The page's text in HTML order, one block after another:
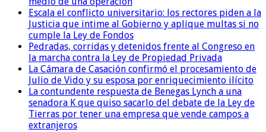
Escala el conflicto universitario: los rectores piden a la
Justicia que intime al Gobierno y aplique multas si no
cumple la Ley de Fondos
Pedradas, corridas y detenidos frente al Congreso en
la marcha contra la Ley de Propiedad Privada
La Cámara de Casación confirmó el procesamiento de
Julio de Vido y su esposa por enriquecimiento ilícito
La contundente respuesta de Benegas Lynch a una
senadora K que quiso sacarlo del debate de la Ley de
Tierras por tener una empresa que vende campos a
extranjeros